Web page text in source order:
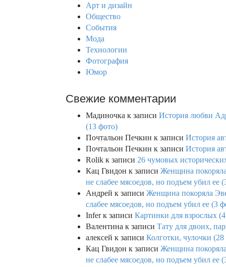
Арт и дизайн
Общество
События
Мода
Технологии
Фотография
Юмор
Свежие комментарии
Мадиночка к записи История любви
(13 фото)
Почтальон Печкин к записи История
Почтальон Печкин к записи История
Rolik к записи 26 чумовых
Кац Гвидон к записи Женщина
не слабее мясоедов, но подъем убил ее
Андрей к записи Женщина покоряла
слабее мясоедов, но подъем убил ее (3
Inferк записи Картинки для взрослых
Валентина к записи Тату для двоих,
алексей к записи Колготки, чулочки
Кац Гвидон к записи Женщина
не слабее мясоедов, но подъем убил ее